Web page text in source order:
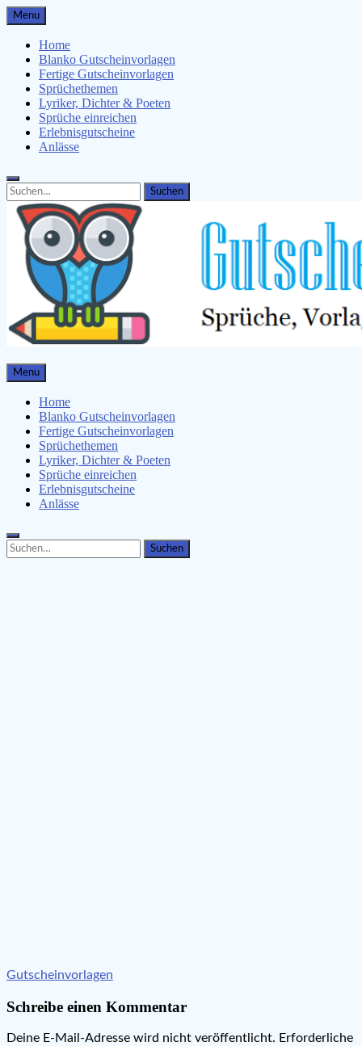
Skip
to
content
Menu
Home
Blanko Gutscheinvorlagen
Fertige Gutscheinvorlagen
Sprüchethemen
Lyriker, Dichter & Poeten
Sprüche einreichen
Erlebnisgutscheine
Anlässe
Search
for:
Search
Gutscheinspruch.de
Gutscheinsprüche & Gutscheinvorlagen finden
Menu
Home
Blanko Gutscheinvorlagen
Fertige Gutscheinvorlagen
Sprüchethemen
Lyriker, Dichter & Poeten
Sprüche einreichen
Erlebnisgutscheine
Anlässe
Search
for:
Search
Beitragsnavigation
Gutscheinvorlagen
Schreibe einen Kommentar
Deine E-Mail-Adresse wird nicht veröffentlicht. Erforderliche